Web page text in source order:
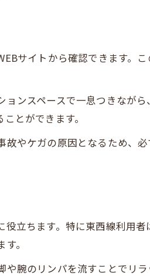
知っておきたい習慣
サイトから確認できます。
ンスペースで一息つきなが
とができます。
やケガの原因となるため、
立ちます。特に東西線利用
。
腕のリンパを流すことでリ